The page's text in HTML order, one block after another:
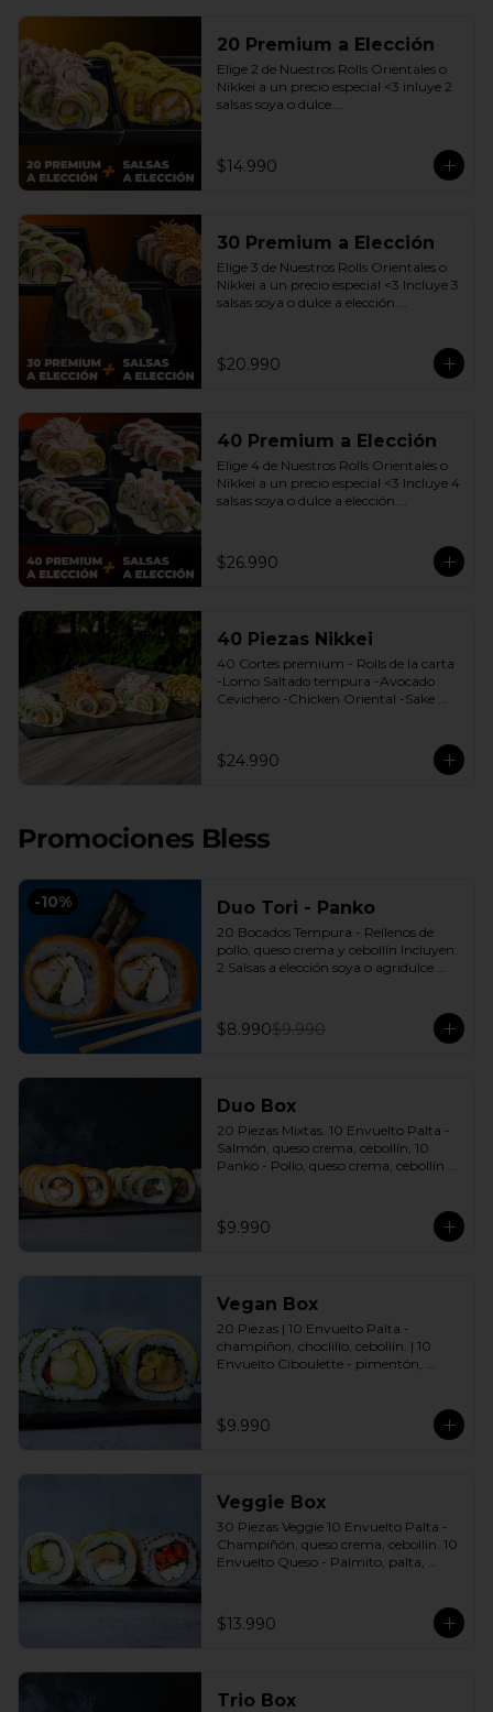
20 Premium a Elección
Elige 2 de Nuestros Rolls Orientales o
Nikkei a un precio especial <3 inluye 2
salsas soya o dulce.
$14.990
30 Premium a Elección
Elige 3 de Nuestros Rolls Orientales o
Nikkei a un precio especial <3 Incluye 3
salsas soya o dulce a elección.
$20.990
40 Premium a Elección
Elige 4 de Nuestros Rolls Orientales o
Nikkei a un precio especial <3 Incluye 4
salsas soya o dulce a elección.
$26.990
40 Piezas Nikkei
40 Cortes premium - Rolls de la carta
-Lomo Saltado tempura -Avocado
Cevichero -Chicken Oriental -Sake
$24.990
Promociones Bless
-10% Duo Tori - Panko
20 Bocados Tempura - Rellenos de
pollo, queso crema y cebollín Incluyen:
2 Salsas a elección soya o agridulce
$8.990$9.990
Duo Box
20 Piezas Mixtas. 10 Envuelto Palta -
Salmón, queso crema, cebollín, 10
Panko - Pollo, queso crema, cebollín
$9.990
Vegan Box
20 Piezas | 10 Envuelto Palta -
champiñon, choclillo, cebollín. | 10
Envuelto Ciboulette - pimentón,
palitos
$9.990
Veggie Box
30 Piezas Veggie 10 Envuelto Palta -
Champiñón, queso crema, cebollín. 10
Envuelto Queso - Palmito, palta,
Incluye: 3 Salsas a elección soya o
agridulce Bless + 2 palitos
$13.990
Trio Box